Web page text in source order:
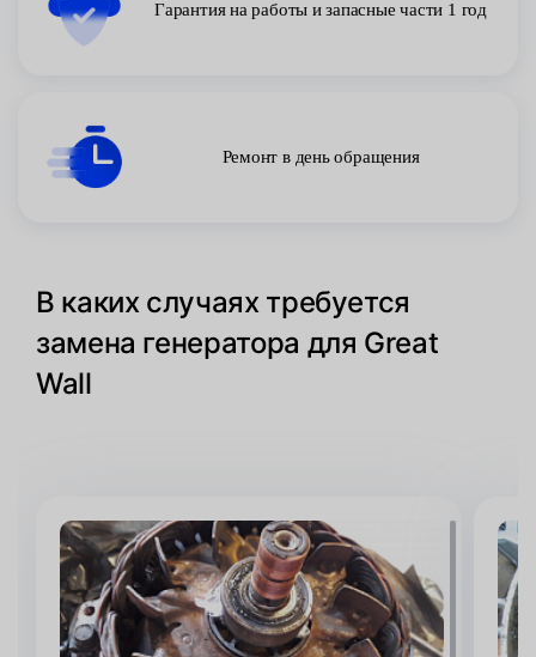
Гарантия на работы и запасные части 1 год
Ремонт в день обращения
В каких случаях требуется
замена генератора для Great
Wall